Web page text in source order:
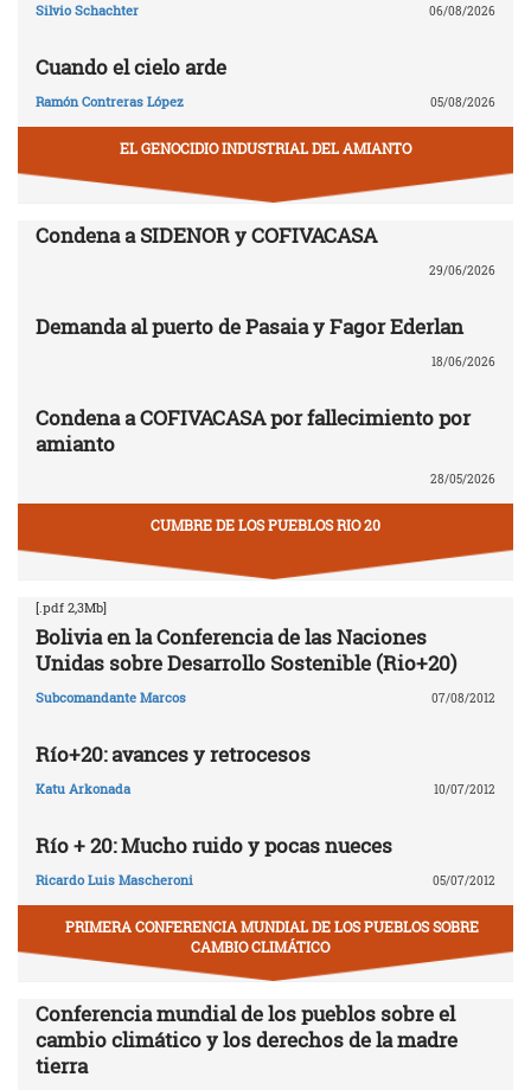
Silvio Schachter 06/08/2026
Cuando el cielo arde
Ramón Contreras López 05/08/2026
EL GENOCIDIO INDUSTRIAL DEL AMIANTO
Condena a SIDENOR y COFIVACASA
29/06/2026
Demanda al puerto de Pasaia y Fagor Ederlan
18/06/2026
Condena a COFIVACASA por fallecimiento por
amianto
28/05/2026
CUMBRE DE LOS PUEBLOS RIO 20
[.pdf 2,3Mb]
Bolivia en la Conferencia de las Naciones
Unidas sobre Desarrollo Sostenible (Rio+20)
Subcomandante Marcos 07/08/2012
Río+20: avances y retrocesos
Katu Arkonada 10/07/2012
Río + 20: Mucho ruido y pocas nueces
Ricardo Luis Mascheroni 05/07/2012
PRIMERA CONFERENCIA MUNDIAL DE LOS PUEBLOS SOBRE
CAMBIO CLIMÁTICO
Conferencia mundial de los pueblos sobre el
cambio climático y los derechos de la madre
tierra